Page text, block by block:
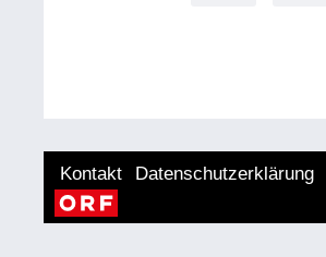
Kontakt Datenschutzerklärung